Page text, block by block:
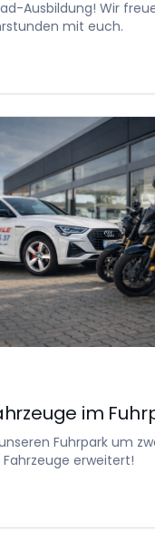
Ausbildung! Wir
mit euch.
im
Fuhrpark um
erweitert!